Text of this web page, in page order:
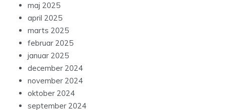
maj 2025
april 2025
marts 2025
februar 2025
januar 2025
december 2024
november 2024
oktober 2024
september 2024